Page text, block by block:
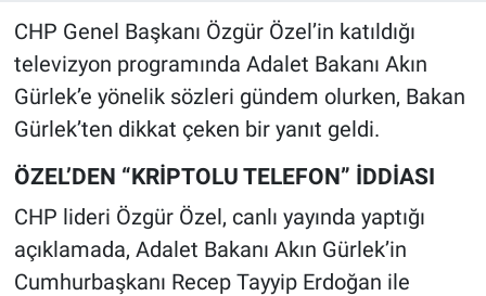
CHP Genel Başkanı Özgür Özel’in katıldığı
televizyon programında Adalet Bakanı Akın
Gürlek’e yönelik sözleri gündem olurken, Bakan
Gürlek’ten dikkat çeken bir yanıt geldi.
ÖZEL’DEN “KRİPTOLU TELEFON” İDDİASI
CHP lideri Özgür Özel, canlı yayında yaptığı
açıklamada, Adalet Bakanı Akın Gürlek’in
Cumhurbaşkanı Recep Tayyip Erdoğan ile